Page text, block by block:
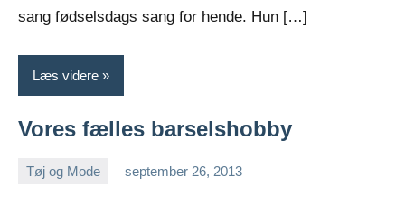
sang fødselsdags sang for hende. Hun […]
Læs videre
Vores fælles barselshobby
Tøj og Mode september 26, 2013
Esben